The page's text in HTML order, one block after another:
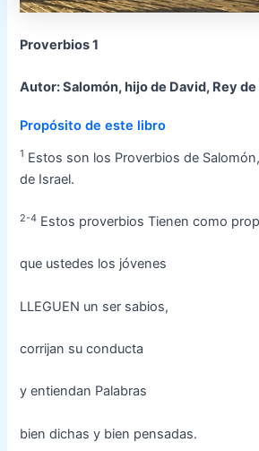
Proverbios 1
Autor: Salomón, hijo de David, Rey
Propósito de este libro
1 Estos son los Proverbios de
de Israel.
2-4 Estos proverbios Tienen como
que ustedes los jóvenes
LLEGUEN un ser sabios,
corrijan su conducta
y entiendan Palabras
bien dichas y bien pensadas.